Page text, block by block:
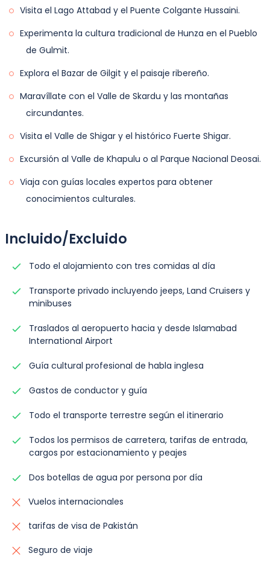
Noche en Islamabad.
Visita el Lago Attabad y el Puente Colgante Hussaini.
Experimenta la cultura tradicional de Hunza en el Pueblo
de Gulmit.
Explora el Bazar de Gilgit y el paisaje ribereño.
Maravíllate con el Valle de Skardu y las montañas
circundantes.
Visita el Valle de Shigar y el histórico Fuerte Shigar.
Excursión al Valle de Khapulu o al Parque Nacional Deosai.
Viaja con guías locales expertos para obtener
conocimientos culturales.
Incluido/Excluido
Todo el alojamiento con tres comidas al día
Transporte privado incluyendo jeeps, Land Cruisers y
minibuses
Traslados al aeropuerto hacia y desde Islamabad
International Airport
Guía cultural profesional de habla inglesa
Gastos de conductor y guía
Todo el transporte terrestre según el itinerario
Todos los permisos de carretera, tarifas de entrada,
cargos por estacionamiento y peajes
Dos botellas de agua por persona por día
Vuelos internacionales
tarifas de visa de Pakistán
Seguro de viaje